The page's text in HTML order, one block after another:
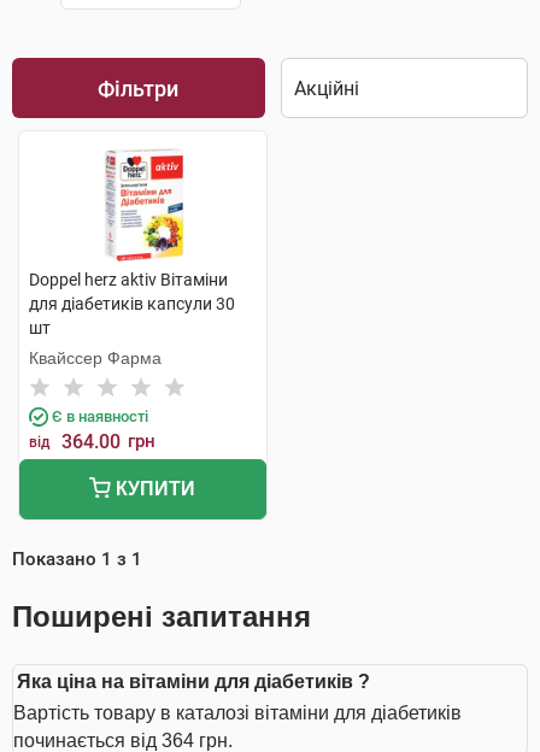
Фільтри
Doppel herz aktiv Вітаміни
для діабетиків капсули 30
шт
Квайссер Фарма
Є в наявності
від 364.00 грн
КУПИТИ
Показано 1 з 1
Поширені запитання
Яка ціна на вітаміни для діабетиків ?
Вартість товару в каталозі вітаміни для діабетиків
починається від 364 грн.